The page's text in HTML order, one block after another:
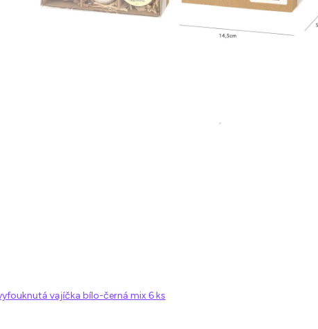
vajíčka bílo-černá mix 6 ks